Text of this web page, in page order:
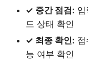
✓ 중간 점검:
드 상태 확인
✓ 최종 확인:
능 여부 확인